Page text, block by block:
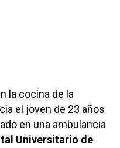
la cocina de la
el joven de 23 años
en una ambulancia
Universitario de